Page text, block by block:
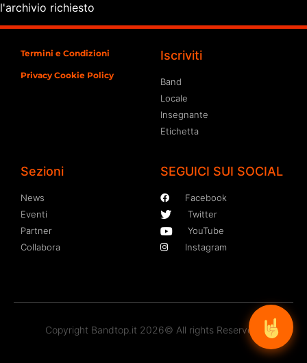
l'archivio richiesto
Termini e Condizioni
Privacy Cookie Policy
Iscriviti
Band
Locale
Insegnante
Etichetta
Sezioni
News
Eventi
Partner
Collabora
SEGUICI SUI SOCIAL
Facebook
Twitter
YouTube
Instagram
Copyright Bandtop.it 2026© All rights Reserved.